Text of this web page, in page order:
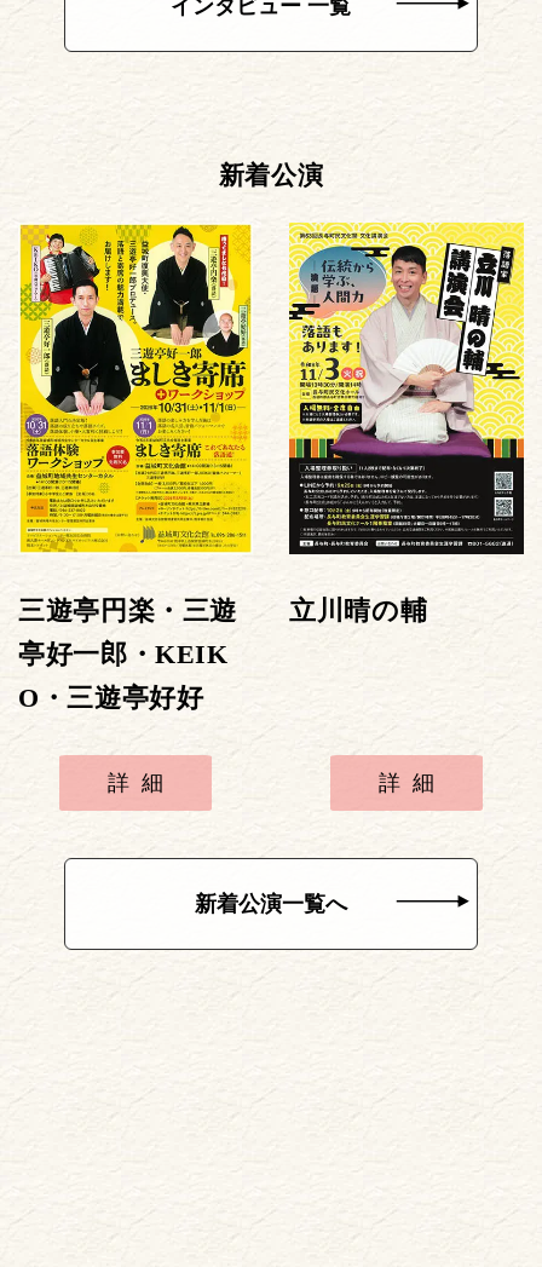
インタビュー 一覧
新着公演
三遊亭円楽・三遊
亭好一郎・KEIK
O・三遊亭好好
詳細
立川晴の輔
詳細
新着公演一覧へ